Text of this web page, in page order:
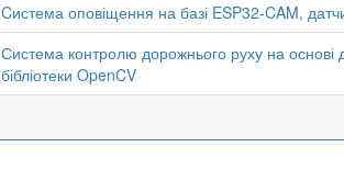
Cистема оповіщення на базі ESP32-CAM,
Система контролю дорожнього руху на основі
бібліотеки OpenCV